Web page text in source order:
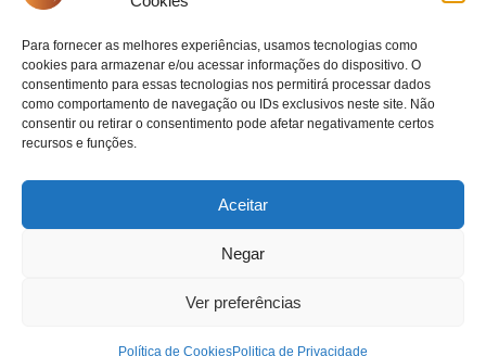
Para fornecer as melhores experiências, usamos tecnologias como
cookies para armazenar e/ou acessar informações do dispositivo. O
consentimento para essas tecnologias nos permitirá processar dados
como comportamento de navegação ou IDs exclusivos neste site. Não
consentir ou retirar o consentimento pode afetar negativamente certos
recursos e funções.
Aceitar
Negar
Ver preferências
Política de CookiesPolitica de Privacidade